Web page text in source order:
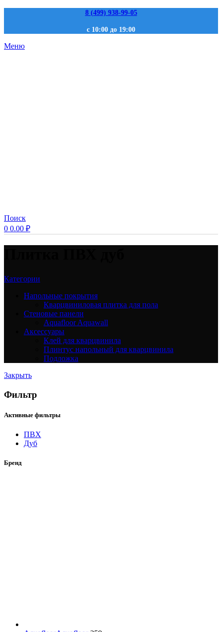
8 (499) 938-99-05
с 10:00 до 19:00
Меню
Поиск
0 0.00 ₽
Категории
Напольные покрытия
Кварцвиниловая плитка для пола
Стеновые панели
Aquafloor Aquawall
Аксессуары
Клей для кварцвинила
Плинтус напольный для кварцвинила
Подложка
Закрыть
Фильтр
Активные фильтры
ПВХ
Дуб
Бренд